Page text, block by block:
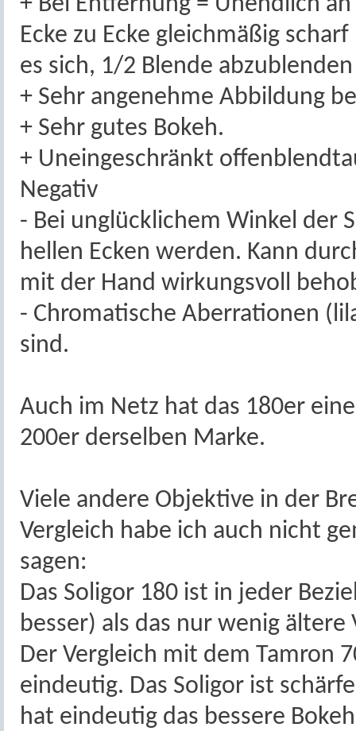
Ecke zu Ecke gleichmäßig
es sich, 1/2 Blende abzublenden
+ Sehr angenehme Abbildung
+ Sehr gutes Bokeh.
+ Uneingeschränkt
Negativ
- Bei unglücklichem Winkel der
hellen Ecken werden. Kann
mit der Hand wirkungsvoll
- Chromatische Aberrationen
sind.
Auch im Netz hat das 180er
200er derselben Marke.
Viele andere Objektive in der
Vergleich habe ich auch nicht
sagen:
Das Soligor 180 ist in jeder
besser) als das nur wenig
Der Vergleich mit dem Tamron
eindeutig. Das Soligor ist
hat eindeutig das bessere